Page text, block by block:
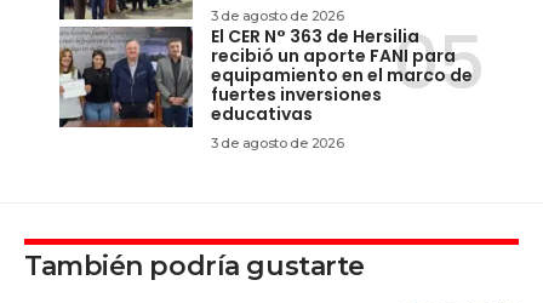
3 de agosto de 2026
El CER N° 363 de Hersilia
recibió un aporte FANI para
equipamiento en el marco de
fuertes inversiones
educativas
3 de agosto de 2026
También podría gustarte